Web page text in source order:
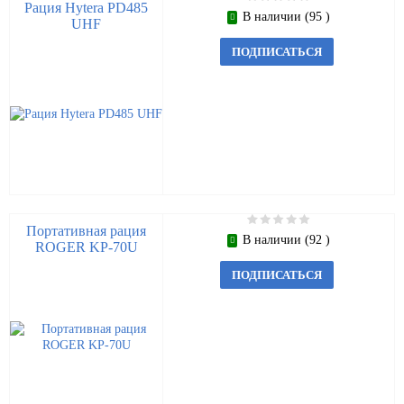
Рация Hytera PD485
UHF
В наличии (95 )
ПОДПИСАТЬСЯ
Портативная рация
ROGER KP-70U
В наличии (92 )
ПОДПИСАТЬСЯ